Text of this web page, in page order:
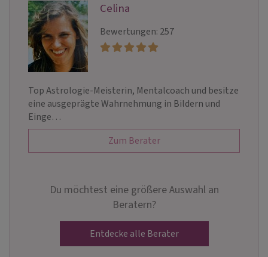
Celina
Bewertungen: 257
Top Astrologie-Meisterin, Mentalcoach und besitze
eine ausgeprägte Wahrnehmung in Bildern und
Einge…
Zum Berater
Du möchtest eine größere Auswahl an
Beratern?
Entdecke alle Berater